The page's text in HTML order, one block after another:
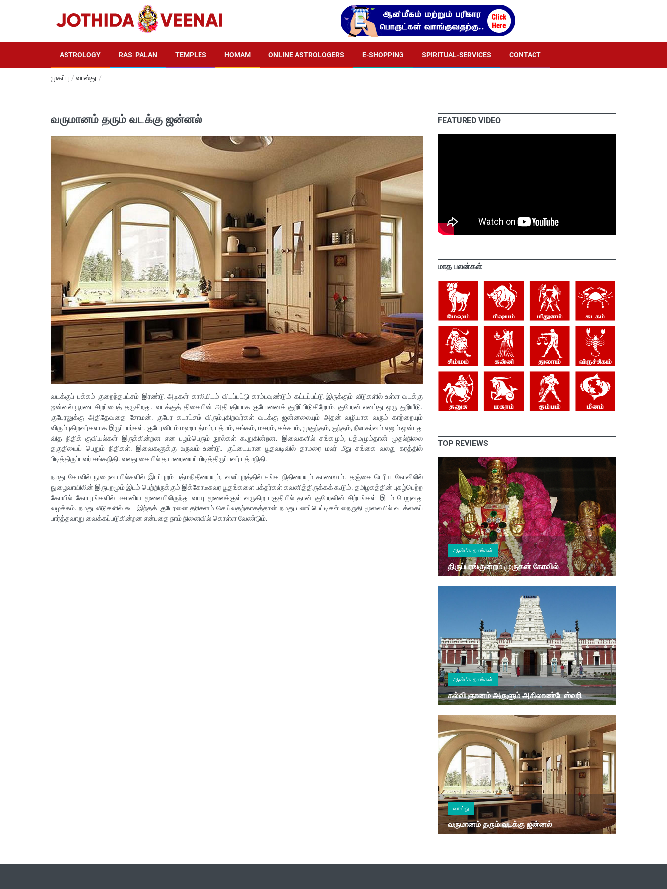
ASTROLOGY RASI PALAN TEMPLES HOMAM ONLINE ASTROLOGERS E-SHOPPING SPIRITUAL-SERVICES CONTACT
முகப்பு / வாஸ்து /
வருமானம் தரும் வடக்கு ஜன்னல்
வடக்குப் பக்கம் குறைந்தபட்சம் இரண்டு அடிகள் காலியிடம் விடப்பட்டு காம்பவுண்டும் கட்டப்பட்டு இருக்கும் வீடுகளில் உள்ள வடக்கு
ஜன்னல் பூரண சிறப்பைத் தருகிறது. வடக்குத் திசையின் அதிபதியாக குபேரனைக் குறிப்பிடுகிறோம். குபேரன் எனப்து ஒரு குறியீடு.
குபேரனுக்கு அதிதேவதை சோமன். குபேர கடாட்சம் விரும்புகிறவர்கள் வடக்கு ஜன்னலையும் அதன் வழியாக வரும் காற்றையும்
விரும்புகிறவர்களாக இருப்பார்கள். குபேரனிடம் மஹாபத்மம், பத்மம், சங்கம், மகரம், கச்சபம், முகுந்தம், குந்தம், நீலாகர்வம் எனும் ஒன்பது
வித நிதிக் குவியல்கள் இருக்கின்றன என பழம்பெரும் நூல்கள் கூறுகின்றன. இவைகளில் சங்கமும், பத்மமும்தான் முதல்நிலை
தகுதியைப் பெறும் நிதிகள். இவைகளுக்கு உருவம் உண்டு. குட்டையான பூதவடிவில் தாமரை மலர் மீது சங்கை வலது கரத்தில்
பிடித்திருப்பவர் சங்கநிதி. வலது கையில் தாமரையைப் பிடித்திருப்பவர் பத்மநிதி.
நமது கோவில் நுழைவாயில்களில் இடப்புறம் பத்மநிதியையும், வலப்புறத்தில் சங்க நிதியையும் காணலாம். தஞ்சை பெரிய கோவிலில்
நுழைவாயிலின் இருபுறமும் இடம் பெற்றிருக்கும் இக்கோடீசுவர பூதங்களை பக்தர்கள் கவனித்திருக்கக் கூடும். தமிழகத்தின் புகழ்பெற்ற
கோயில் கோபுரங்களில் ஈசானிய மூலையிலிருந்து வாயு மூலைக்குள் வருகிற பகுதியில் தான் குபேரனின் சிற்பங்கள் இடம் பெறுவது
வழக்கம். நமது வீடுகளில் கூட இந்தக் குபேரனை தரிசனம் செய்வதற்காகத்தான் நமது பணப்பெட்டிகள் நைருதி மூலையில் வடக்கைப்
பார்த்தவாறு வைக்கப்படுகின்றன என்பதை நாம் நினைவில் கொள்ள வேண்டும்.
FEATURED VIDEO
மாத பலன்கள்
TOP REVIEWS
ஆன்மீக தலங்கள்
திருப்பரங்குன்றம் முருகன் கோவில்
ஆன்மீக தலங்கள்
கல்வி ஞானம் அருளும் அகிலாண்டேஸ்வரி
வாஸ்து
வருமானம் தரும் வடக்கு ஜன்னல்